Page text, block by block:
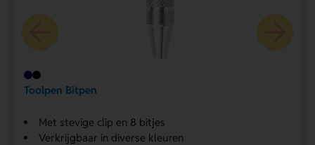
Toolpen Bitpen
Met stevige clip en 8 bitjes
Verkrijgbaar in diverse kleuren